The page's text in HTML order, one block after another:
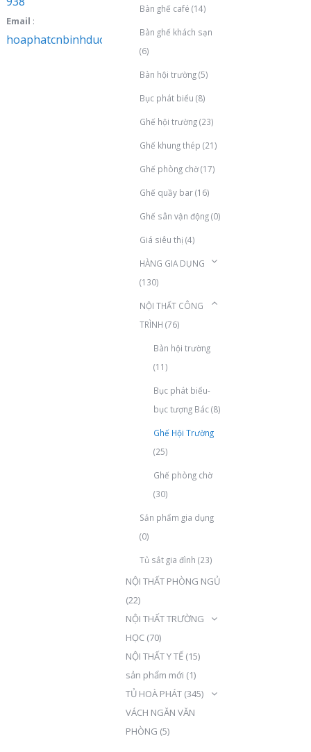
Email :
hoaphatcnbinhduong@gmail.com
Bàn ghế café (14)
Bàn ghế khách sạn
(6)
Bàn hội trường(5)
Bục phát biểu (8)
Ghế hội trường(23)
Ghế khung thép (21)
Ghế phòng chờ(17)
Ghế quầy bar(16)
Ghế sân vận động(0)
Giá siêu thị (4)
HÀNG GIA DỤNG
(130)
NỘI THẤT CÔNG
TRÌNH (76)
Bàn hội trường
(11)
Bục phát biểu-
bục tượng Bác(8)
Ghế Hội Trường
(25)
Ghế phòng chờ
(30)
Sản phẩm gia dụng
(0)
Tủ sắt gia đình (23)
NỘI THẤT PHÒNG NGỦ
(22)
NỘI THẤT TRƯỜNG
HỌC (70)
NỘI THẤT Y TẾ (15)
sản phẩm mới (1)
TỦ HOÀ PHÁT (345)
VÁCH NGĂN VĂN
PHÒNG (5)